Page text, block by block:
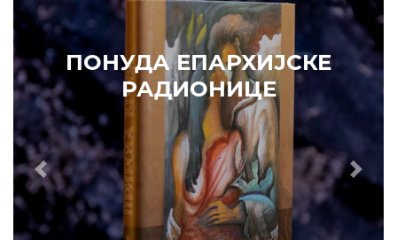
РАДИОНИЦЕ
КУПИТЕ
ИЗДВАЈАМО АРХИВА
7. ЈУН 2010. САОПШТЕЊА
Eпископ Атанасије: Кратак одговор Жељку Жугићу –
Которанину, а уствари Епископу Артемију
15. ЈАНУАР 2011. ВЕСТИ
Eпископ Атанасије: Артемијева секта -
парасинагога=парацрква
7. ОКТОБАР 2012. ВЕСТИ